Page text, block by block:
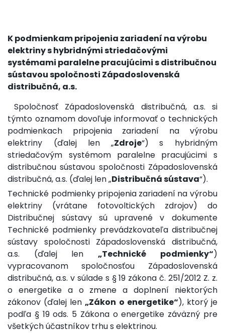
K podmienkam pripojenia zariadení na výrobu
elektriny s hybridnými striedačovými
systémami paralelne pracujúcimi s distribučnou
sústavou spoločnosti Západoslovenská
distribučná, a.s.
Spoločnosť Západoslovenská distribučná, a.s. si
týmto oznamom dovoľuje informovať o technických
podmienkach pripojenia zariadení na výrobu
elektriny (ďalej len „Zdroje“)
s hybridným
striedačovým systémom paralelne pracujúcimi s
distribučnou sústavou spoločnosti Západoslovenská
distribučná, a.s. (ďalej len „Distribučná sústava“).
Technické podmienky pripojenia zariadení na výrobu
elektriny (vrátane fotovoltických zdrojov) do
Distribučnej sústavy sú upravené v dokumente
Technické podmienky prevádzkovateľa distribučnej
sústavy spoločnosti Západoslovenská distribučná,
a.s. (ďalej len„Technické podmienky“)
vypracovanom spoločnosťou Západoslovenská
distribučná, a.s. v súlade s § 19 zákona č. 251/2012 Z. z.
o energetike a o zmene a doplnení niektorých
zákonov (ďalej len„Zákon o energetike“), ktorý je
podľa § 19 ods. 5 Zákona o energetike záväzný pre
všetkých účastníkov trhu s elektrinou.